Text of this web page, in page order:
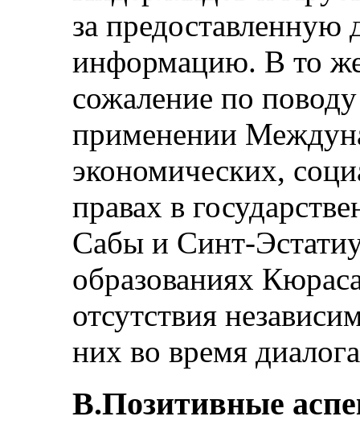
за
информацию. В то
сожаление по
применении
экономических,
правах в
Сабы и Синт-
образованиях
отсутствия
них во время
B.Позитивные